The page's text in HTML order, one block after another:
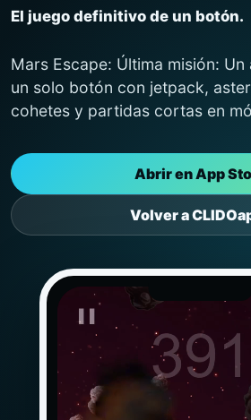
El juego definitivo de un botón.
Mars Escape: Última misión:
un solo botón con jetpack,
cohetes y partidas cortas en
Abrir en App
Volver a